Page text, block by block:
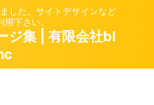
した。サイトデザインなど
下さい。
ジ集 | 有限会社bl